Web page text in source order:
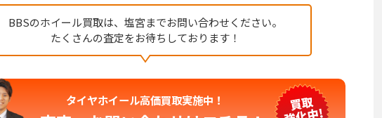
BBSのホイール買取は、 塩宮までお問い合わせください。
たくさんの査定をお待ちしております！
タイヤホイール高価買取実施中！